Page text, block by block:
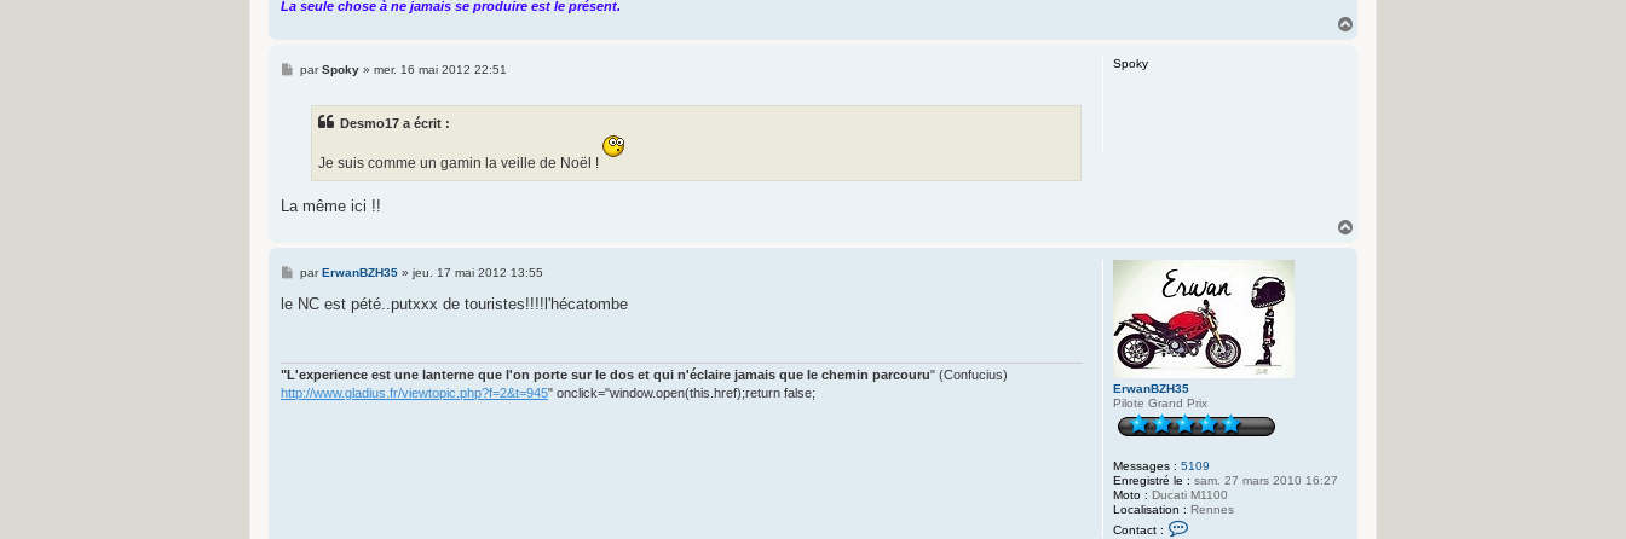
La seule chose à ne jamais se produire est le présent.
Spoky
MparSpoky» mer. 16 mai 2012 22:51
Desmo17 a écrit :
Je suis comme un gamin la veille de Noël !
La même ici !!
ErwanBZH35
Pilote Grand Prix
Messages : 5109
Enregistré le : sam. 27 mars 2010 16:27
Moto : Ducati M1100
Localisation : Rennes
Contact :
M
s
parErwanBZH35» jeu. 17 mai 2012 13:55
le NC est pété..putxxx de touristes!!!!l'hécatombe
"L'experience est une lanterne que l'on porte sur le dos et qui n'éclaire jamais que le chemin parcouru" (Confucius)
http://www.gladius.fr/viewtopic.php?f=2&t=945" onclick="window.open(this.href);return false;